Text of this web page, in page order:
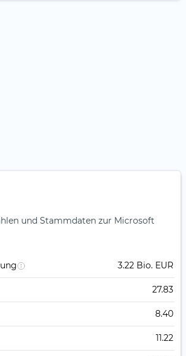
und Stammdaten zur Microsoft
3.22 Bio. EUR
27.83
8.40
11.22